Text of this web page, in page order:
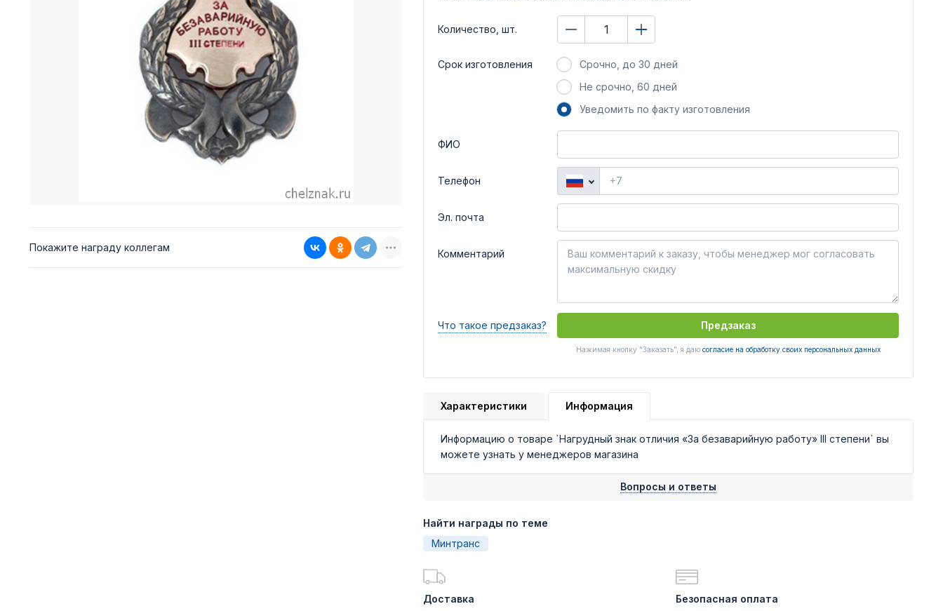
Покажите награду коллегам
Количество, шт.
Срок изготовления
Срочно, до 30 дней
Не срочно, 60 дней
Уведомить по факту изготовления
ФИО
Телефон
Эл. почта
Комментарий
Что такое предзаказ? Предзаказ
Нажимая кнопку "Заказать", я даю согласие на обработку своих персональных данных
Характеристики Информация
Информацию о товаре `Нагрудный знак отличия «За безаварийную работу» III степени` вы
можете узнать у менеджеров магазина
Вопросы и ответы
Найти награды по теме
Минтранс
Доставка
Безопасная оплата